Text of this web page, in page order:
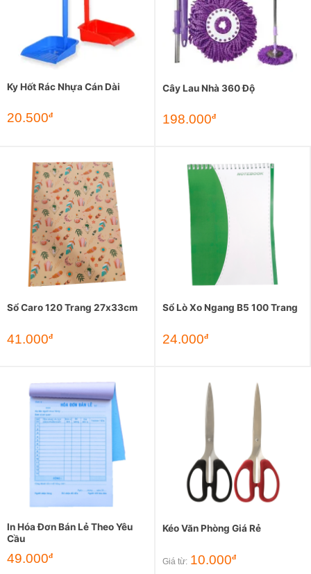
Ky Hốt Rác Nhựa Cán Dài
20.500đ
Cây Lau Nhà 360 Độ
198.000đ
Sổ Caro 120 Trang 27x33cm
41.000đ
Sổ Lò Xo Ngang B5 100 Trang
24.000đ
In Hóa Đơn Bán Lẻ Theo Yêu
Cầu
49.000đ
Kéo Văn Phòng Giá Rẻ
Giá từ: 10.000đ